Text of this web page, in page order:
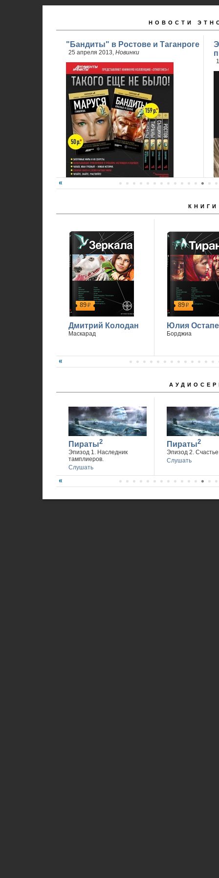
НОВОСТИ
"Бандиты" в Ростове и Таганроге
25 апреля 2013, Новинки
24 апреля стартовали продажи 2 книги
КНИГИ
89р
Дмитрий Колодан
Маскарад
89р
Юлия
Борджиа
Пираты2
Эпизод 1. Наследник
тамплиеров.
Слушать
Пираты2
Эпизод 2. Счастье
Слушать